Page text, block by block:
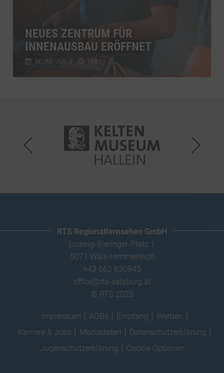
NEUES ZENTRUM FÜR
INNENAUSBAU ERÖFFNET
Fr., 17. Juli // 199
RTS Regionalfernsehen GmbH
Ludwig-Bieringer-Platz 1
5071 Wals-Himmelreich
+43 662 630945
office@rts-salzburg.at
© RTS 2023
Impressum AGBs Empfang
Werben
Karriere & Jobs
Mediadaten
Datenschutzerklärung
Jugenschutzerklärung
Cookie Optionen